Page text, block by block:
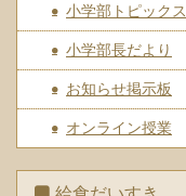
小学部トピックス
小学部長だより
お知らせ掲示板
オンライン授業